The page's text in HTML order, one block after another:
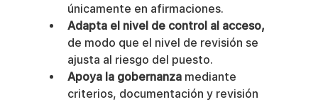
únicamente en afirmaciones.
Adapta el nivel de control al acceso,
de modo que el nivel de revisión se
ajusta al riesgo del puesto.
Apoya la gobernanza mediante
criterios, documentación y revisión